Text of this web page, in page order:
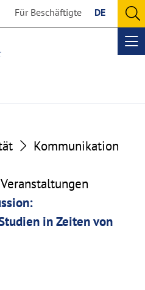
Für Beschäftigte DE
Kommunikation
in Zeiten von